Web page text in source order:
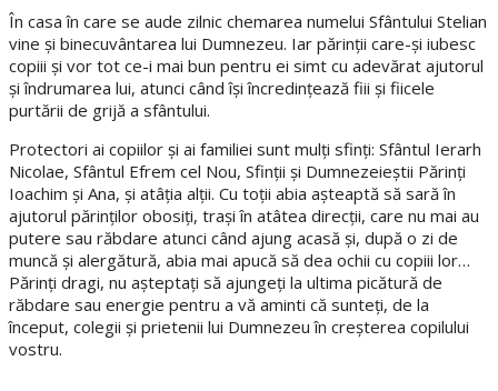
În casa în care se aude zilnic chemarea numelui Sfântului Stelian
vine și binecuvântarea lui Dumnezeu. Iar părinții care-și iubesc
copiii și vor tot ce-i mai bun pentru ei simt cu adevărat ajutorul
și îndrumarea lui, atunci când își încredințează fiii și fiicele
purtării de grijă a sfântului.
Protectori ai copiilor și ai familiei sunt mulți sfinți: Sfântul Ierarh
Nicolae, Sfântul Efrem cel Nou, Sfinții și Dumnezeieștii Părinți
Ioachim și Ana, și atâția alții. Cu toții abia așteaptă să sară în
ajutorul părinților obosiți, trași în atâtea direcții, care nu mai au
putere sau răbdare atunci când ajung acasă și, după o zi de
muncă și alergătură, abia mai apucă să dea ochii cu copiii lor…
Părinți dragi, nu așteptați să ajungeți la ultima picătură de
răbdare sau energie pentru a vă aminti că sunteți, de la
început, colegii și prietenii lui Dumnezeu în creșterea copilului
vostru.